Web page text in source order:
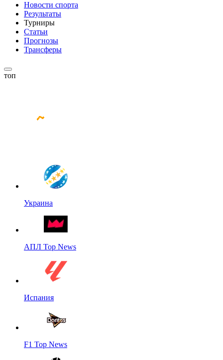
Новости спорта
Результаты
Турниры
Статьи
Прогнозы
Трансферы
топ
Украина
АПЛ Top News
Испания
F1 Top News